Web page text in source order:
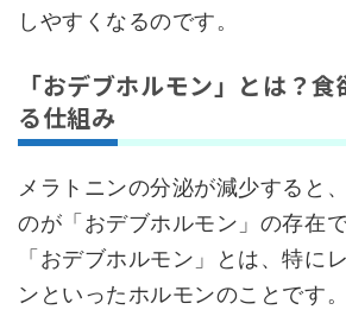
しやすくなるのです。
「おデブホルモン」とは？
る仕組み
メラトニンの分泌が減少すると
のが「おデブホルモン」の存在
「おデブホルモン」とは、特に
ンといったホルモンのことです